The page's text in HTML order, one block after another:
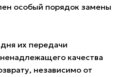
особый порядок замены
их передачи
качества
независимо от